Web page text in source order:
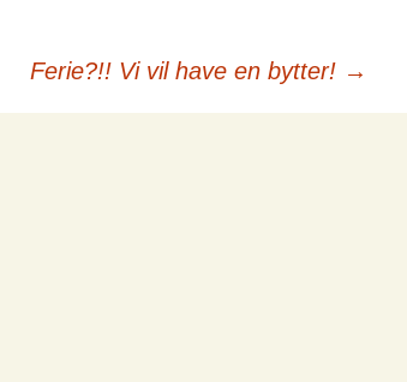
Ferie?!! Vi vil have en bytter! →